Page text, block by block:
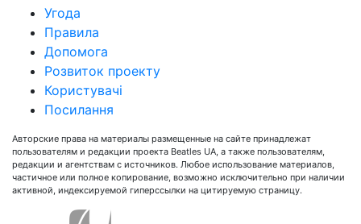
Угода
Правила
Допомога
Розвиток проекту
Користувачі
Посилання
Авторские права на материалы размещенные на сайте принадлежат
пользователям и редакции проекта Beatles UA, а также пользователям,
редакции и агентствам с источников. Любое использование материалов,
частичное или полное копирование, возможно исключительно при наличии
активной, индексируемой гиперссылки на цитируемую страницу.